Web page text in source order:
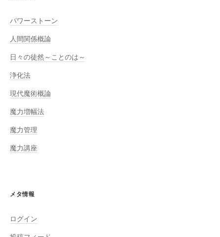
パワーストーン
人間関係概論
日々の徒然～ことのは～
浄化法
現代魔術概論
魔力増幅法
魔力管理
魔力講座
メタ情報
ログイン